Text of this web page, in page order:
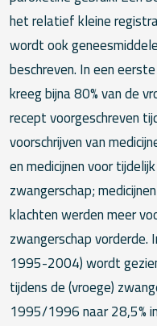
het relatief kleine
wordt ook
beschreven. In een
kreeg bijna 80% van de
recept voorgeschreven
voorschrijven van
en medicijnen voor
zwangerschap;
klachten werden meer
zwangerschap
1995-2004) wordt
tijdens de (vroege)
1995/1996 naar 28,5%